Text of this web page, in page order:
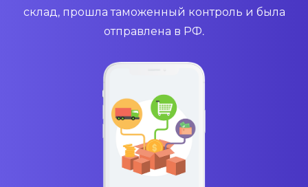
склад, прошла таможенный контроль и была
отправлена в РФ.